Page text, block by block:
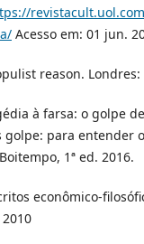
Acesso em: 01 jun.
reason. Londres:
à farsa: o golpe
golpe: para entender
1ª ed. 2016.
econômico-